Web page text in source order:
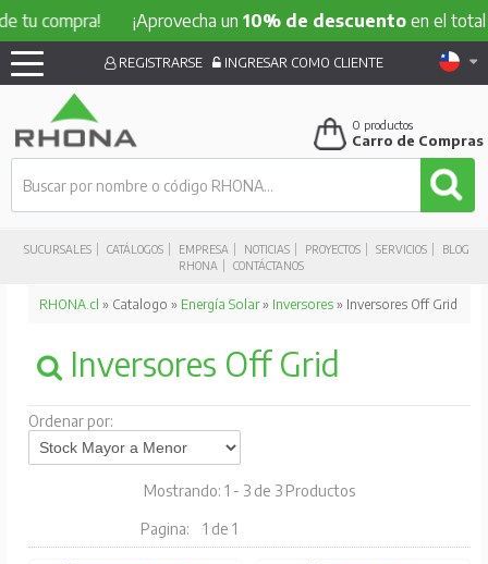
compra! ¡Aprovecha un10% de descuentoen el total
SUCURSALES CATÁLOGOS EMPRESA NOTICIAS PROYECTOS SERVICIOS
BLOG
RHONA
CONTÁCTANOS
REGISTRARSE INGRESAR COMO CLIENTE
0 productos
Carro de Compras
RHONA.cl » Catalogo » Energía Solar» Inversores» Inversores Off Grid
Inversores Off Grid
Ordenar por:
Mostrando: 1 - 3 de 3 Productos
Pagina: 1 de 1